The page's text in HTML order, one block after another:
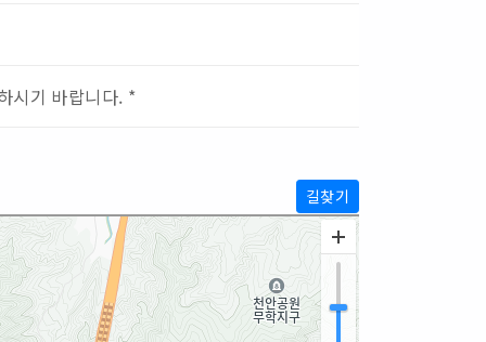
시기 바랍니다. *
길찾기